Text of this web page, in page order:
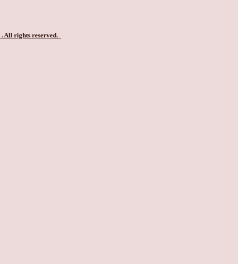
. All rights reserved.